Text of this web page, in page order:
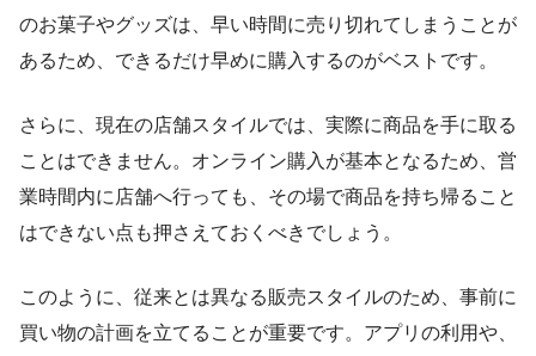
のお菓子やグッズは、早い時間に売り切れてしまうことが
あるため、できるだけ早めに購入するのがベストです。
さらに、現在の店舗スタイルでは、実際に商品を手に取る
ことはできません。オンライン購入が基本となるため、営
業時間内に店舗へ行っても、その場で商品を持ち帰ること
はできない点も押さえておくべきでしょう。
このように、従来とは異なる販売スタイルのため、事前に
買い物の計画を立てることが重要です。アプリの利用や、